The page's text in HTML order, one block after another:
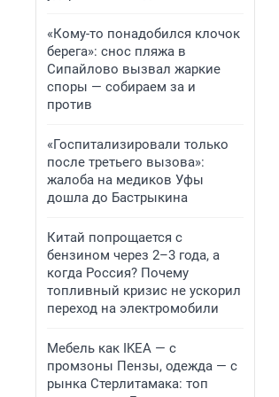
«Кому-то понадобился клочок
берега»: снос пляжа в
Сипайлово вызвал жаркие
споры — собираем за и
против
«Госпитализировали только
после третьего вызова»:
жалоба на медиков Уфы
дошла до Бастрыкина
Китай попрощается с
бензином через 2–3 года, а
когда Россия? Почему
топливный кризис не ускорил
переход на электромобили
Мебель как IKEA — с
промзоны Пензы, одежда — с
рынка Стерлитамака: топ